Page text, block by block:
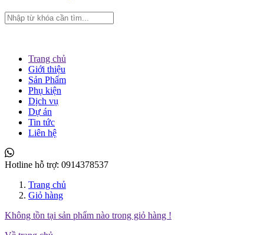
Trang chủ
Giới thiệu
Sản Phẩm
Phụ kiện
Dịch vụ
Dự án
Tin tức
Liên hệ
Hotline hỗ trợ: 0914378537
Trang chủ
Giỏ hàng
Không tồn tại sản phẩm nào trong giỏ hàng !